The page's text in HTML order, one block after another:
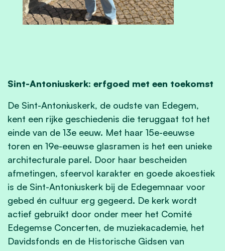
Sint-Antoniuskerk: erfgoed met een toekomst
De Sint-Antoniuskerk, de oudste van Edegem,
kent een rijke geschiedenis die teruggaat tot het
einde van de 13e eeuw. Met haar 15e-eeuwse
toren en 19e-eeuwse glasramen is het een unieke
architecturale parel. Door haar bescheiden
afmetingen, sfeervol karakter en goede akoestiek
is de Sint-Antoniuskerk bij de Edegemnaar voor
gebed én cultuur erg gegeerd. De kerk wordt
actief gebruikt door onder meer het Comité
Edegemse Concerten, de muziekacademie, het
Davidsfonds en de Historische Gidsen van